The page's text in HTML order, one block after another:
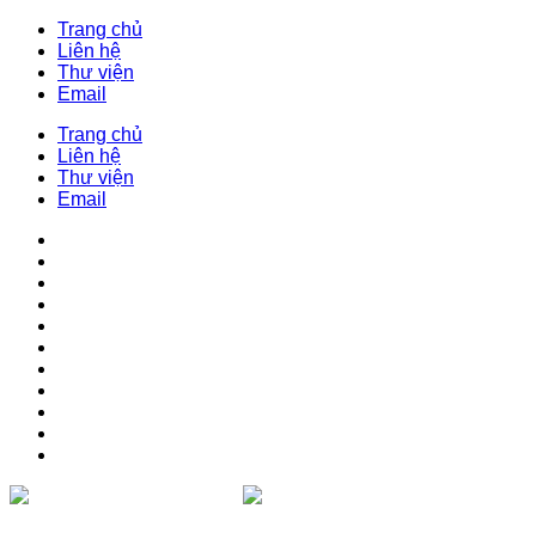
Trang chủ
Liên hệ
Thư viện
Email
Trang chủ
Liên hệ
Thư viện
Email